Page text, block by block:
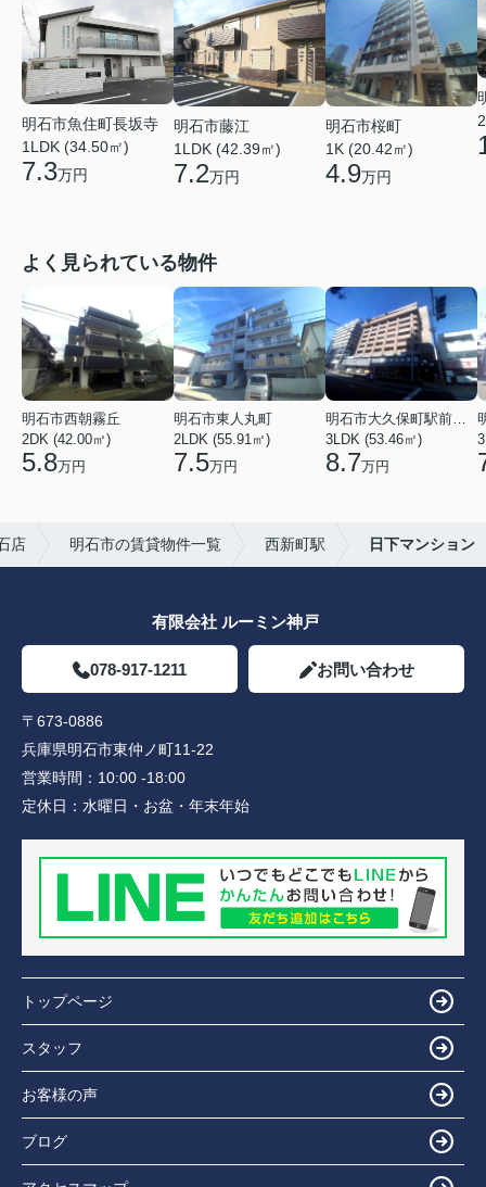
明石市魚住町長坂寺
1LDK (34.50㎡)
7.3万円
明石市藤江
1LDK (42.39㎡)
7.2万円
明石市桜町
1K (20.42㎡)
4.9万円
よく見られている物件
明石市西朝霧丘
2DK (42.00㎡)
5.8万円
明石市東人丸町
2LDK (55.91㎡)
7.5万円
明石市大久保町駅前２丁目
3LDK (53.46㎡)
8.7万円
店 明石市の賃貸物件一覧 西新町駅 日下マンション
有限会社 ルーミン神戸
078-917-1211 お問い合わせ
〒673-0886
兵庫県明石市東仲ノ町11-22
営業時間： 10:00 -18:00
定休日： 水曜日・お盆・年末年始
トップページ
スタッフ
お客様の声
ブログ